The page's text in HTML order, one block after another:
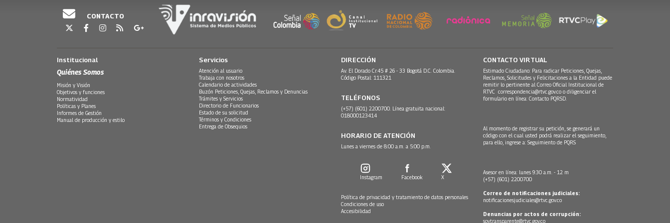
CONTACTO
Institucional
Quiénes Somos
Misión y Visión
Objetivos y funciones
Normatividad
Políticas y Planes
Informes de Gestión
Manual de producción y estilo
Servicios
Atención al usuario
Trabaja con nosotros
Calendario de actividades
Buzón Peticiones, Quejas, Reclamos y Denuncias
Trámites y Servicios
Directorio de Funcionarios
Estado de su solicitud
Términos y Condiciones
Entrega de Obsequios
DIRECCIÓN
Av. El Dorado Cr.45 # 26 - 33 Bogotá D.C. Colombia.
Código Postal: 111321
TELÉFONOS
(+57) (601) 2200700. Línea gratuita nacional:
018000123414
HORARIO DE ATENCIÓN
Lunes a viernes de 8:00 a.m. a 5:00 p.m.
Instagram Facebook X
Política de privacidad y tratamiento de datos personales
Condiciones de uso
Accesibilidad
CONTACTO VIRTUAL
Estimado Ciudadano: Para radicar Peticiones, Quejas,
Reclamos, Solicitudes y Felicitaciones a la Entidad puede
remitir lo pertinente al Correo Oficial Institucional de
RTVC correspondencia@rtvc.gov.co o diligenciar el
formulario en línea: Contacto PQRSD.
Al momento de registrar su petición, se generará un
código con el cual usted podrá realizar el seguimiento,
para ello, ingrese a: Seguimiento de PQRS
Asesor en línea: lunes 9:30 a.m. - 12 m
(+57) (601) 2200700
Correo de notificaciones judiciales:
notificacionesjudiciales@rtvc.gov.co
Denuncias por actos de corrupción:
soytransparente@rtvc.gov.co